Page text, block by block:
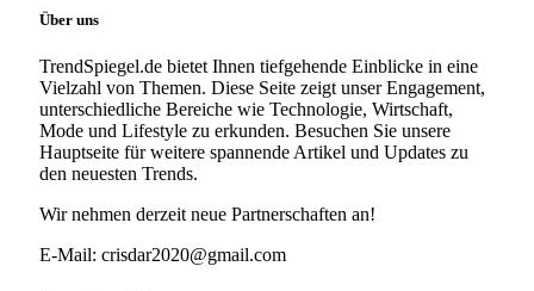
Über uns
TrendSpiegel.de bietet Ihnen tiefgehende Einblicke in eine
Vielzahl von Themen. Diese Seite zeigt unser Engagement,
unterschiedliche Bereiche wie Technologie, Wirtschaft,
Mode und Lifestyle zu erkunden. Besuchen Sie unsere
Hauptseite für weitere spannende Artikel und Updates zu
den neuesten Trends.
Wir nehmen derzeit neue Partnerschaften an!
E-Mail: crisdar2020@gmail.com